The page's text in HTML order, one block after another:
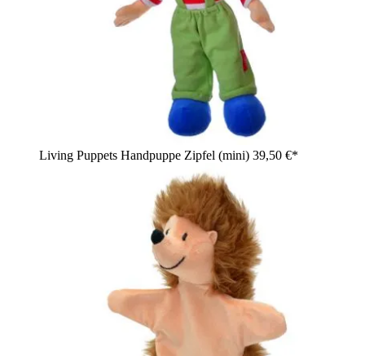
Living Puppets Handpuppe Zipfel (mini) 39,50 €*